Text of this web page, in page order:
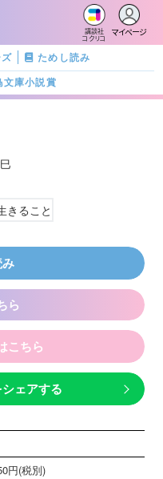
講談社
コクリコ
マイページ
ためし読み
文庫小説賞
ら
こちら
ェアする
円(税別)